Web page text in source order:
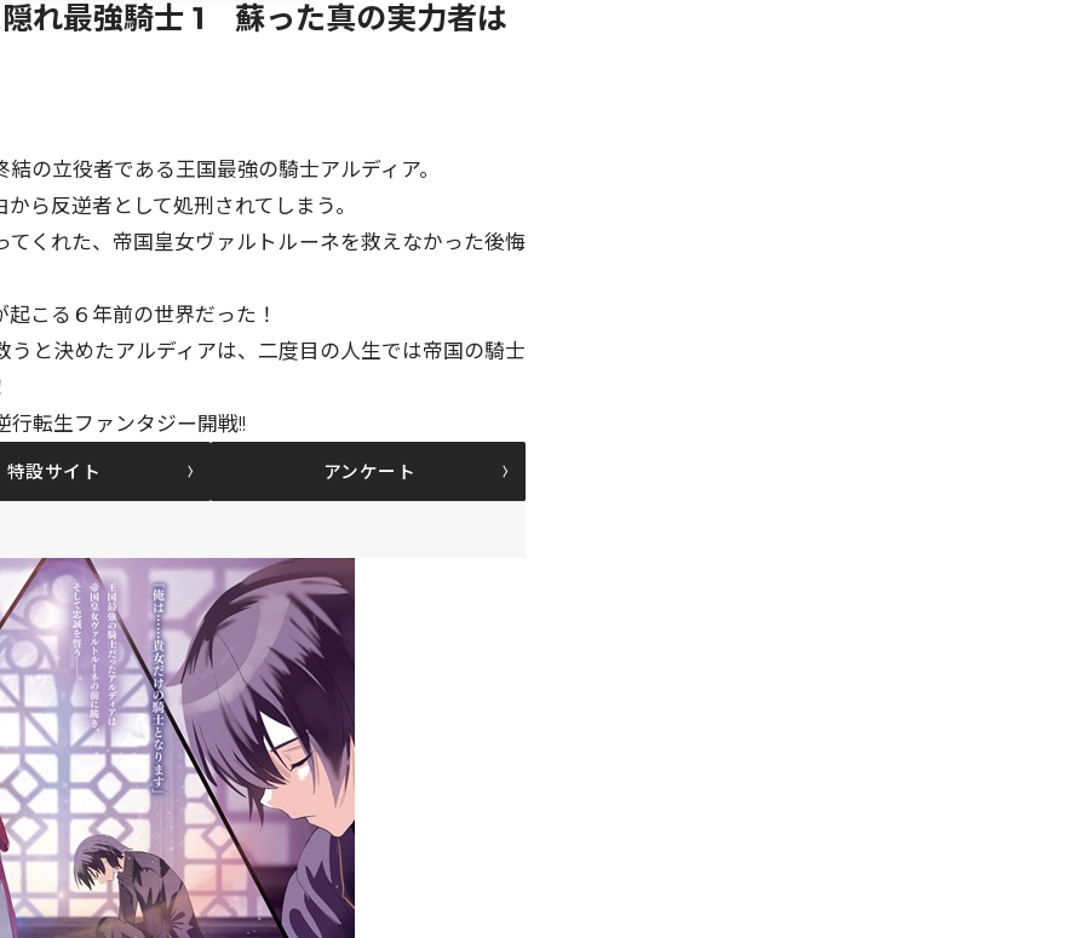
れ最強騎士 1 蘇った真の実力者は
の立役者である王国最強の騎士アルディア。
ら反逆者として処刑されてしまう。
くれた、帝国皇女ヴァルトルーネを救えなかった後悔
こる６年前の世界だった！
と決めたアルディアは、二度目の人生では帝国の騎士
転生ファンタジー開戦!!
特設サイト アンケート